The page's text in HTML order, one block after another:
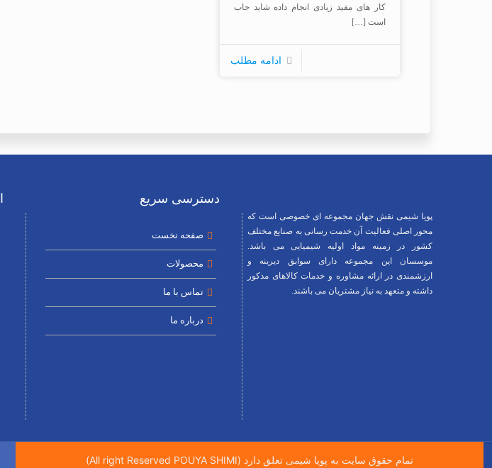
کار های مفید زیادی انجام داده شاید جاب
است […]
ادامه مطلب
پویا شیمی نقش جهان مجموعه ای خصوصی است که
محور اصلی فعالیت آن خدمت رسانی به صنایع مختلف
کشور در زمینه مواد اولیه شیمیایی می باشد.
موسسان این مجموعه دارای سوابق دیرینه و
ارزشمندی در ارائه مشاوره و خدمات کالاهای مذکور
داشته و متعهد به نیاز مشتریان می باشند.
دسترسی سریع
صفحه نخست
محصولات
تماس با ما
درباره ما
تمام حقوق سایت به پویا شیمی تعلق دارد (All right Reserved POUYA SHIMI)